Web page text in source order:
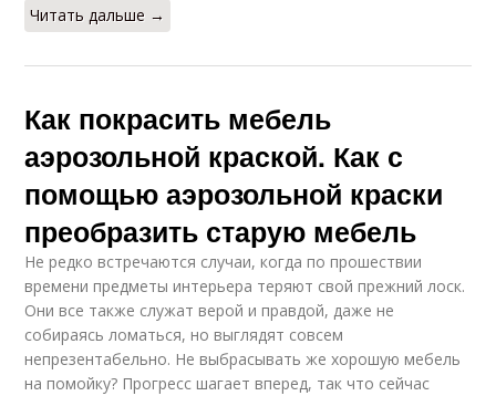
Читать дальше →
Как покрасить мебель
аэрозольной краской. Как с
помощью аэрозольной краски
преобразить старую мебель
Не редко встречаются случаи, когда по прошествии
времени предметы интерьера теряют свой прежний лоск.
Они все также служат верой и правдой, даже не
собираясь ломаться, но выглядят совсем
непрезентабельно. Не выбрасывать же хорошую мебель
на помойку? Прогресс шагает вперед, так что сейчас